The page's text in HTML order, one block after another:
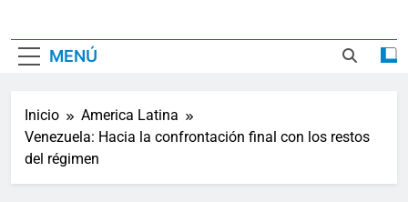
MENÚ
Inicio
America Latina
Venezuela: Hacia la confrontación final con los restos
del régimen